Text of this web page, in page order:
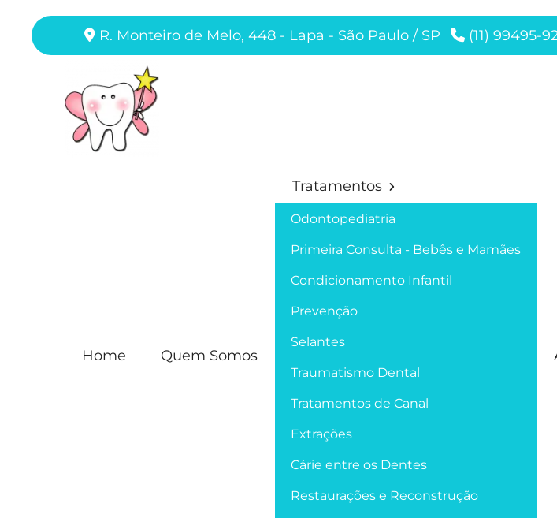
R. Monteiro de Melo, 448 - Lapa - São Paulo / SP (11) 99495-
Home Quem Somos
Tratamentos
Odontopediatria
Primeira Consulta - Bebês e Mamães
Condicionamento Infantil
Prevenção
Selantes
Traumatismo Dental
Tratamentos de Canal
Extrações
Cárie entre os Dentes
Restaurações e Reconstrução